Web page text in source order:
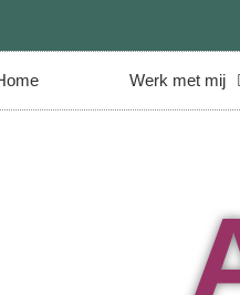
Werk met mij